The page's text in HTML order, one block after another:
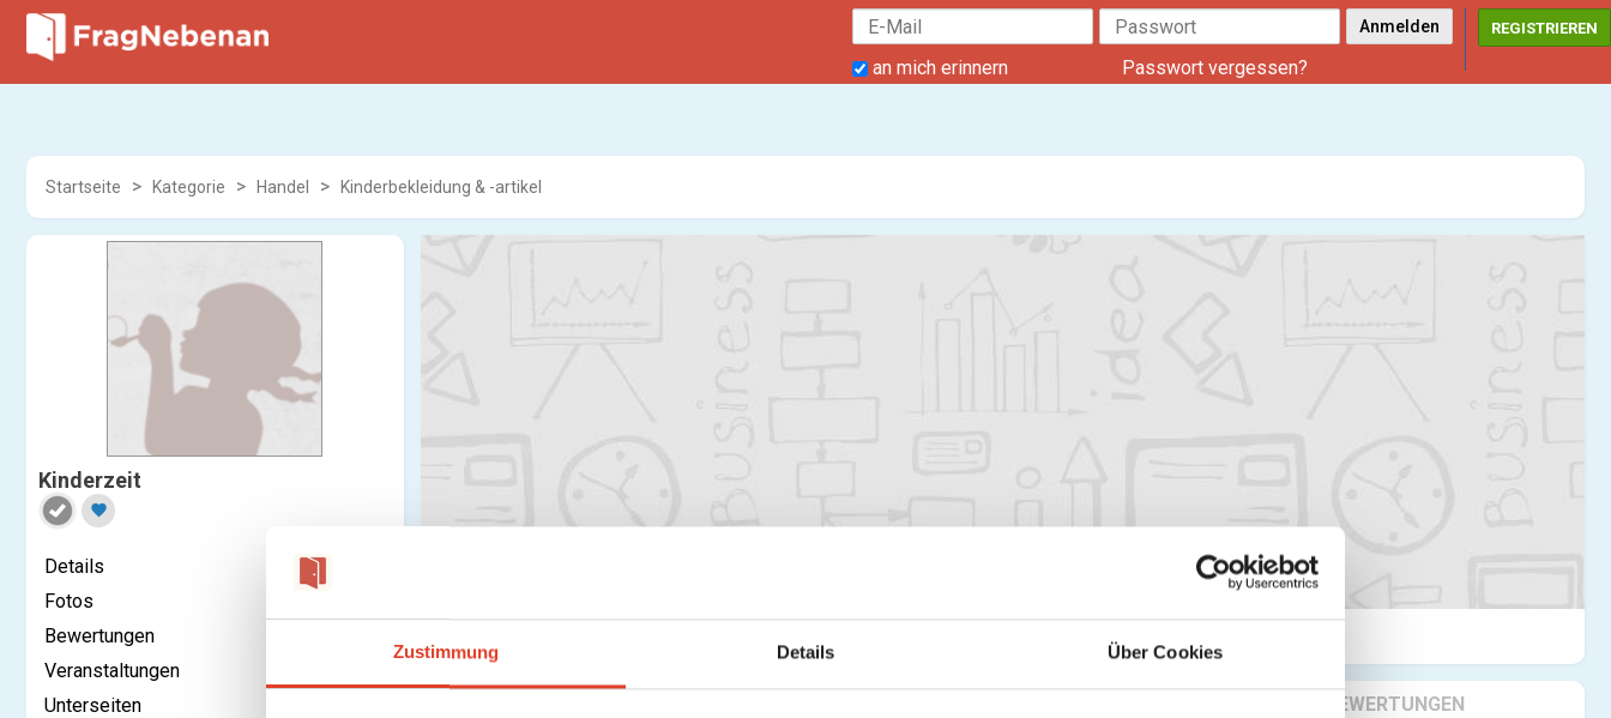
Zustimmung Details Über Cookies
an mich erinnern Passwort vergessen?
REGISTRIEREN
Startseite Kategorie Handel Kinderbekleidung & -artikel
Kinderzeit
favorite
Details
Fotos
Bewertungen
Veranstaltungen
Unterseiten
KRITIKEN & BEWERTUNGEN